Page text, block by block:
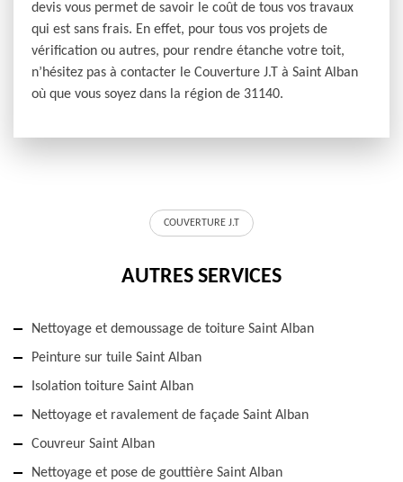
devis vous permet de savoir le coût de tous vos travaux
qui est sans frais. En effet, pour tous vos projets de
vérification ou autres, pour rendre étanche votre toit,
n’hésitez pas à contacter le Couverture J.T à Saint Alban
où que vous soyez dans la région de 31140.
COUVERTURE J.T
AUTRES SERVICES
Nettoyage et demoussage de toiture Saint Alban
Peinture sur tuile Saint Alban
Isolation toiture Saint Alban
Nettoyage et ravalement de façade Saint Alban
Couvreur Saint Alban
Nettoyage et pose de gouttière Saint Alban